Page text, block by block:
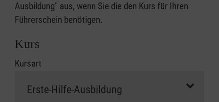
Ausbildung" aus, wenn Sie die den Kurs für Ihren
Führerschein benötigen.
Kurs
Kursart